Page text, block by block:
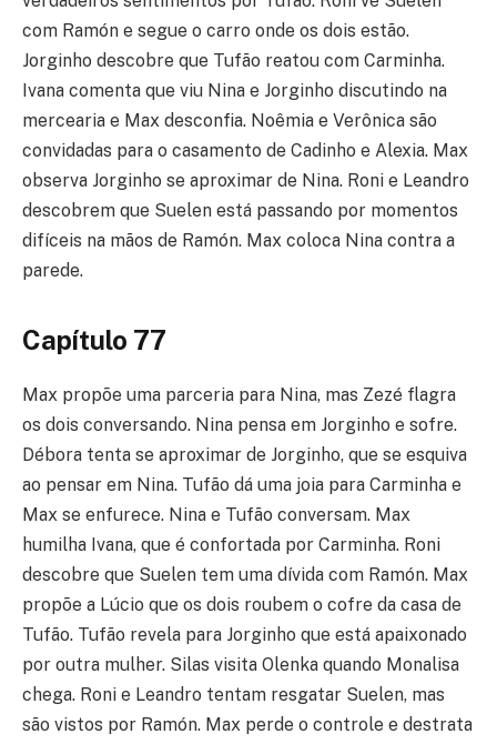
com Ramón e segue o carro onde os dois estão.
Jorginho descobre que Tufão reatou com Carminha.
Ivana comenta que viu Nina e Jorginho discutindo na
mercearia e Max desconfia. Noêmia e Verônica são
convidadas para o casamento de Cadinho e Alexia. Max
observa Jorginho se aproximar de Nina. Roni e Leandro
descobrem que Suelen está passando por momentos
difíceis na mãos de Ramón. Max coloca Nina contra a
parede.
Capítulo 77
Max propõe uma parceria para Nina, mas Zezé flagra
os dois conversando. Nina pensa em Jorginho e sofre.
Débora tenta se aproximar de Jorginho, que se esquiva
ao pensar em Nina. Tufão dá uma joia para Carminha e
Max se enfurece. Nina e Tufão conversam. Max
humilha Ivana, que é confortada por Carminha. Roni
descobre que Suelen tem uma dívida com Ramón. Max
propõe a Lúcio que os dois roubem o cofre da casa de
Tufão. Tufão revela para Jorginho que está apaixonado
por outra mulher. Silas visita Olenka quando Monalisa
chega. Roni e Leandro tentam resgatar Suelen, mas
são vistos por Ramón. Max perde o controle e destrata